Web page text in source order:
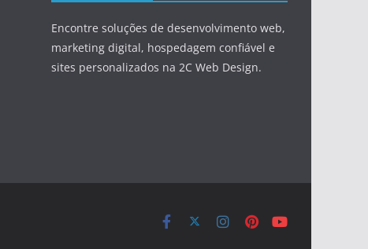
Encontre soluções de desenvolvimento web,
marketing digital, hospedagem confiável e
sites personalizados na 2C Web Design.